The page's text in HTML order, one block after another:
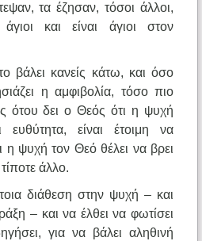
τα έζησαν, τόσοι άλλοι,
άγιοι και είναι άγιοι στον
βάλει κανείς κάτω, και όσο
η αμφιβολία, τόσο πιο
ότου δει ο Θεός ότι η ψυχή
ευθύτητα, είναι έτοιμη να
η ψυχή τον Θεό θέλει να βρει
άλλο.
διάθεση στην ψυχή – και
– και να έλθει να φωτίσει
για να βάλει αληθινή